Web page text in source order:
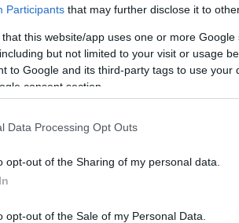
Participants that may further disclose it to
that this website/app uses one or more
but not limited to your visit or usage
to Google and its third-party tags to use your
consent section.
Data Processing Opt Outs
opt-out of the Sharing of my personal data.
opt-out of the Sale of my Personal Data.
nella sezione Logindal menù del